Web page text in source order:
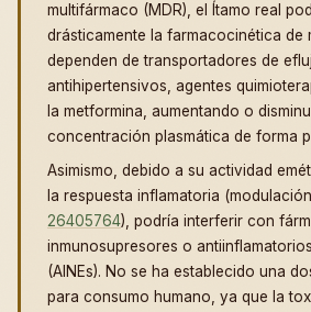
multifármaco (MDR), el Ítamo real
drásticamente la farmacocinética de
dependen de transportadores de
antihipertensivos, agentes
la metformina, aumentando o
concentración plasmática de forma
Asimismo, debido a su actividad
la respuesta inflamatoria
26405764), podría interferir con
inmunosupresores o
(AINEs). No se ha establecido una
para consumo humano, ya que la